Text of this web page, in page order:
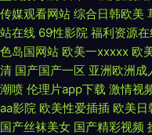
成人黄色91久久丝足 91A成人
色色 成人午夜精品福利 国产高
91ncom草 欧美国产亚洲成人
传媒观看网站 综合日韩欧美
站在线 69性影院 福利资源
色岛国网站 欧美一xxxxx 欧
清 国产国产一区 亚洲欧洲成
潮喷 伦理片app下载 激情视
aa影院 欧美性爱插插 欧美日
国产丝袜美女 国产精彩视频